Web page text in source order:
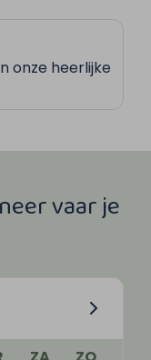
onze heerlijke
vaar je